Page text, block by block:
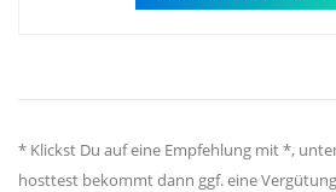
* Klickst Du auf eine Empfehlung mit *,
hosttest bekommt dann ggf. eine